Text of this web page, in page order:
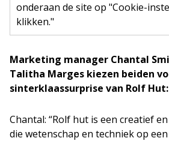
onderaan de site op "Cookie-
klikken."
Marketing manager Chantal
Talitha Marges kiezen beiden
sinterklaassurprise van Rolf Hut:
Chantal: “Rolf hut is een creatief
die wetenschap en techniek op